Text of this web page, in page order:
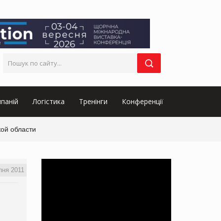
Логістика Тренінги Конференції
области
2011